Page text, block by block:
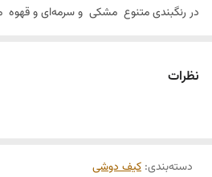
در رنگبندی متنوع مشکی و سرمه‌ای و قهوه
عرض ۲۸
نظرات
دسته‌بندی: کیف دوشی